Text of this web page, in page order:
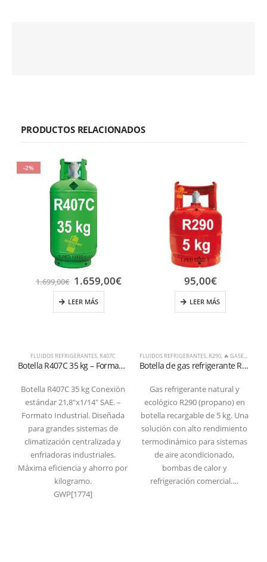
PRODUCTOS RELACIONADOS
-2%
FLUIDOS REFRIGERANTES, R407C
Botella R407C 35 kg – Formato Industrial. válvula 21,8″x1/14″
Botella R407C 35 kg Conexión
estándar 21,8″x1/14″ SAE. –
Formato Industrial. Diseñada
para grandes sistemas de
climatización centralizada y
enfriadoras industriales.
Máxima eficiencia y ahorro por
kilogramo.
GWP[1774]
1.699,00€ 1.659,00€
LEER MÁS
FLUIDOS REFRIGERANTES R290 🔥 GASES NATURALES Y OTROS
Botella de gas refrigerante R290 (propano) de 5 kg – Válvula 21,7 x 1/14″ a la izquierda (certificada según T-PED / EN 13322-1)
Gas refrigerante natural y
ecológico R290 (propano) en
botella recargable de 5 kg. Una
solución con alto rendimiento
termodinámico para sistemas
de aire acondicionado,
bombas de calor y
refrigeración comercial….
95,00€
LEER MÁS